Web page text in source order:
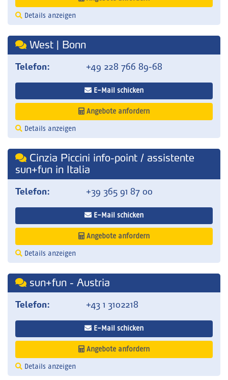
Details anzeigen
West | Bonn
Telefon: +49 228 766 89-68
E-Mail schicken
Angebote anfordern
Details anzeigen
Cinzia Piccini info-point / assistente
sun+fun in Italia
Telefon: +39 365 91 87 00
E-Mail schicken
Angebote anfordern
Details anzeigen
sun+fun - Austria
Telefon: +43 1 3102218
E-Mail schicken
Angebote anfordern
Details anzeigen